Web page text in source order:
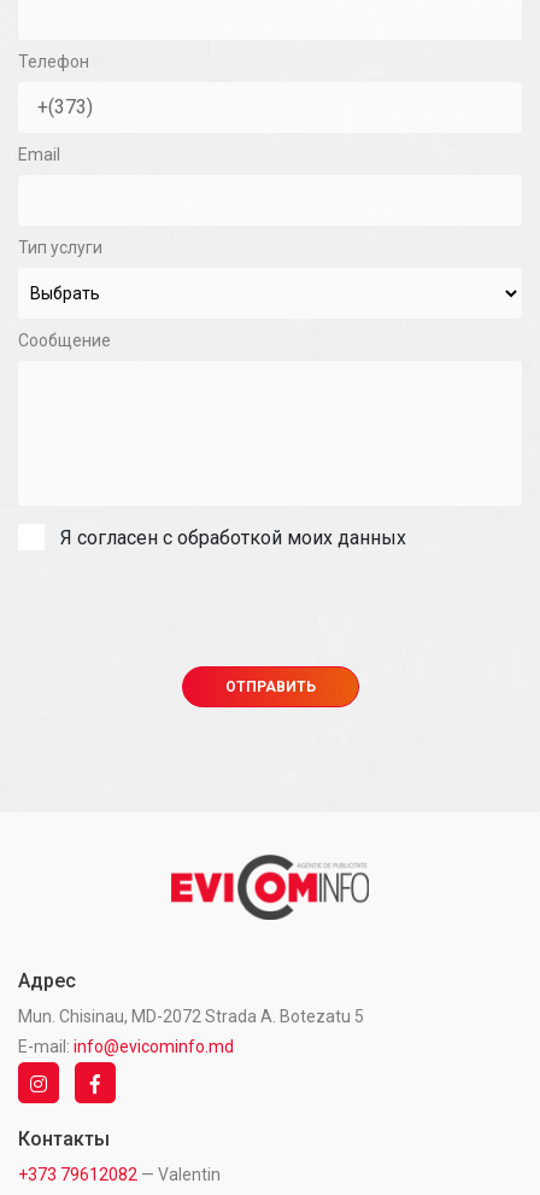
Телефон
Email
Тип услуги
Сообщение
Я согласен с обработкой моих данных
Адрес
Mun. Chisinau, MD-2072 Strada A. Botezatu 5
E-mail: info@evicominfo.md
Контакты
+373 79612082 — Valentin